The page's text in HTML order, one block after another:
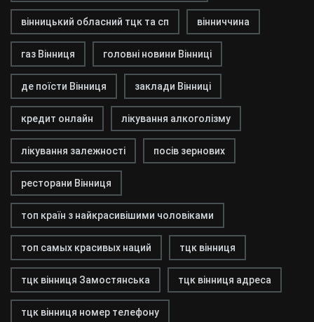
вінницький обласний тцк та сп вінниччина
газ Вінниця головні новини Вінниці
де поїсти Вінниця заклади Вінниці
кредит онлайн лікування алкоголізму
лікування залежності посів зернових
ресторани Вінниця
топ країн з найкрасивішими чоловіками
топ самых красивых наций тцк вінниця
тцк вінниця Замостянська тцк вінниця адреса
тцк вінниця номер телефону